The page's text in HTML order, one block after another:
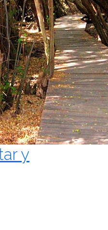
y